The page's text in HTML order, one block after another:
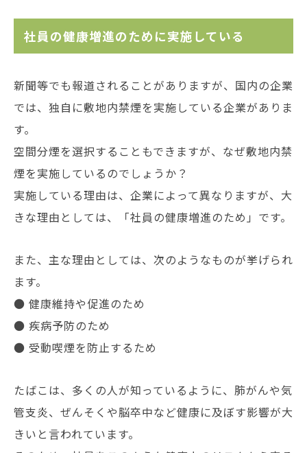
社員の健康増進のために実施している
新聞等でも報道されることがありますが、国内の企業
では、独自に敷地内禁煙を実施している企業がありま
す。
空間分煙を選択することもできますが、なぜ敷地内禁
煙を実施しているのでしょうか？
実施している理由は、企業によって異なりますが、大
きな理由としては、「社員の健康増進のため」です。
また、主な理由としては、次のようなものが挙げられ
ます。
● 健康維持や促進のため
● 疾病予防のため
● 受動喫煙を防止するため
たばこは、多くの人が知っているように、肺がんや気
管支炎、ぜんそくや脳卒中など健康に及ぼす影響が大
きいと言われています。